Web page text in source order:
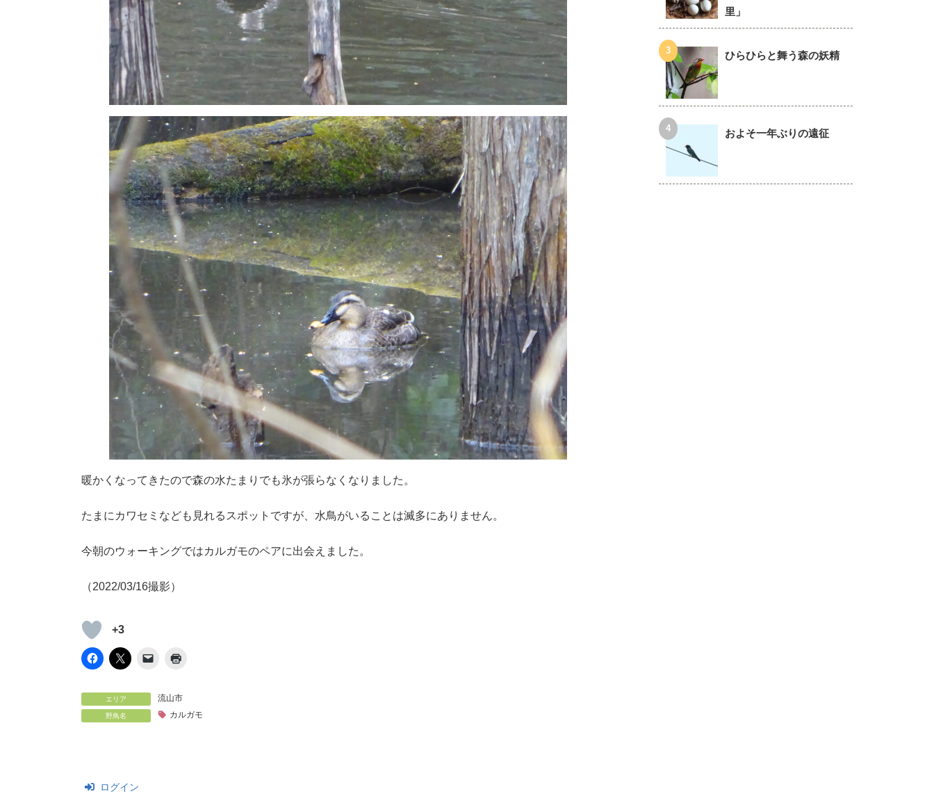
暖かくなってきたので森の水たまりでも氷が張らなくなりました。
たまにカワセミなども見れるスポットですが、水鳥がいることは滅多にありません。
今朝のウォーキングではカルガモのペアに出会えました。
（2022/03/16撮影）
+3
エリア 流山市
野鳥名 カルガモ
ログイン
里」
ひらひらと舞う森の妖精
およそ一年ぶりの遠征